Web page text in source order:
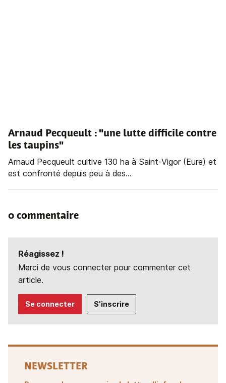
Arnaud Pecqueult : "une lutte difficile contre
les taupins"
Arnaud Pecqueult cultive 130 ha à Saint-Vigor (Eure) et
est confronté depuis peu à des...
0 commentaire
Réagissez !
Merci de vous connecter pour commenter cet
article.
Se connecter S'inscrire
NEWSLETTER